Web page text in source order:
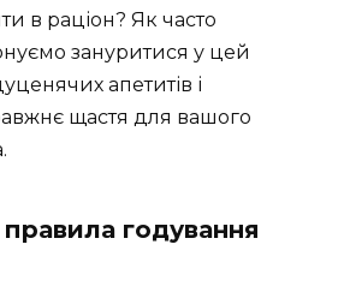
в раціон? Як часто
зануритися у цей
апетитів і
щастя для вашого
правила годування